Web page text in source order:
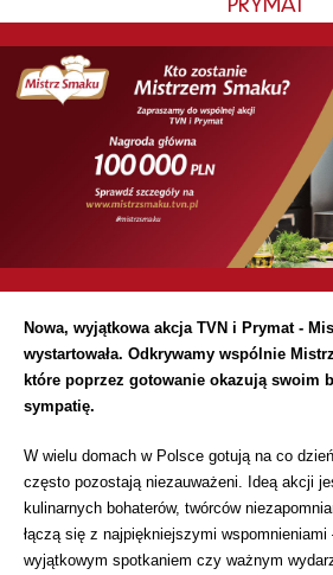
Nowa, wyjątkowa akcja TVN i Prymat -
wystartowała. Odkrywamy wspólnie
które poprzez gotowanie okazują swoim
sympatię.
W wielu domach w Polsce gotują na co
często pozostają niezauważeni. Ideą akcji
kulinarnych bohaterów, twórców
łączą się z najpiękniejszymi wspomnieniami
wyjątkowym spotkaniem czy ważnym